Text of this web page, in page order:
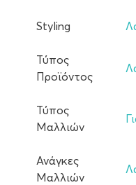
Styling
Τύπος
Προϊόντος
Τύπος
Μαλλιών
Ανάγκες
Μαλλιών